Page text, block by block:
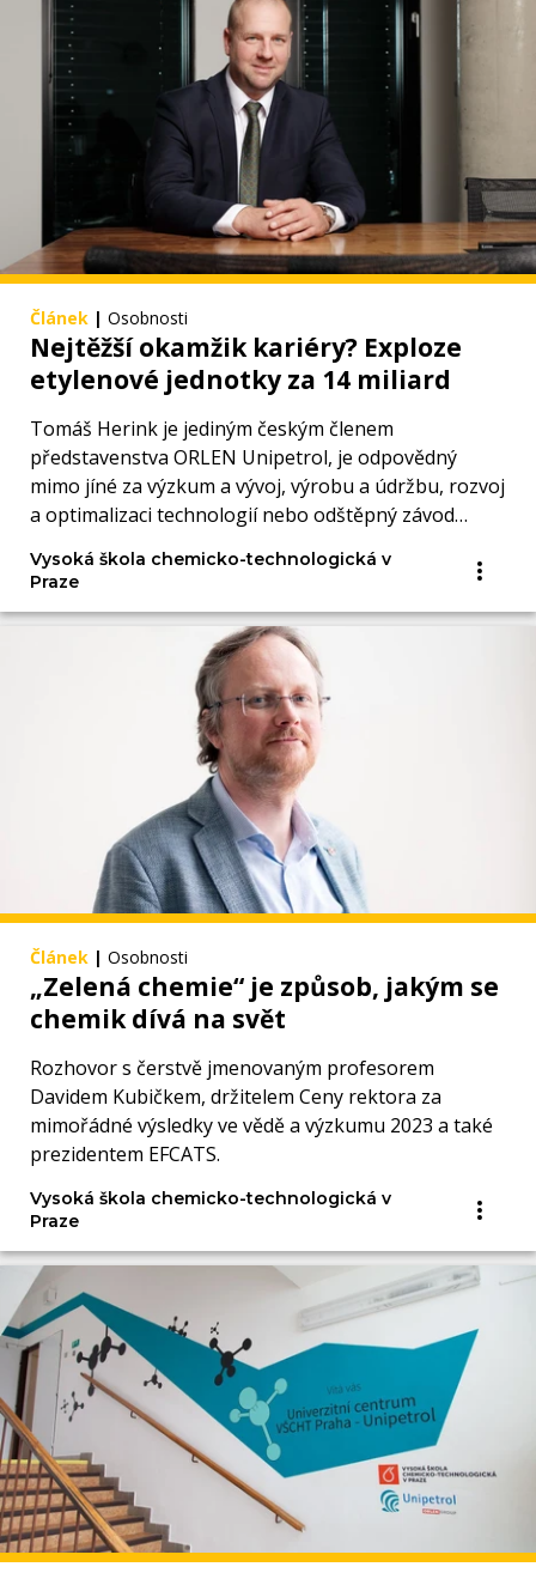
Článek | Osobnosti
Nejtěžší okamžik kariéry? Exploze
etylenové jednotky za 14 miliard
Tomáš Herink je jediným českým členem
představenstva ORLEN Unipetrol, je odpovědný
mimo jíné za výzkum a vývoj, výrobu a údržbu, rozvoj
a optimalizaci technologií nebo odštěpný závod
Vysoká škola chemicko-technologická v
Praze
Článek | Osobnosti
„Zelená chemie“ je způsob, jakým se
chemik dívá na svět
Rozhovor s čerstvě jmenovaným profesorem
Davidem Kubičkem, držitelem Ceny rektora za
mimořádné výsledky ve vědě a výzkumu 2023 a také
prezidentem EFCATS.
Vysoká škola chemicko-technologická v
Praze